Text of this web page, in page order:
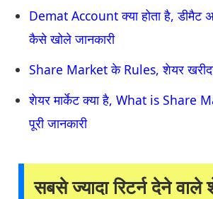
Demat Account क्या होता है, डीमैट
कैसे खोले जानकारी
Share Market के Rules, शेयर
शेयर मार्केट क्या है, What is Share
पूरी जानकारी
सबसे ज्यादा रिटर्न देने वाले